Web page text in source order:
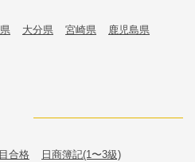
大分県 宮崎県 鹿児島県
合格 日商簿記(1〜3級)